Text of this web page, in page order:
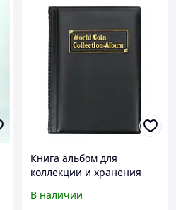
Книга альбом для
коллекции и хранения
Черный, состояние
В наличии